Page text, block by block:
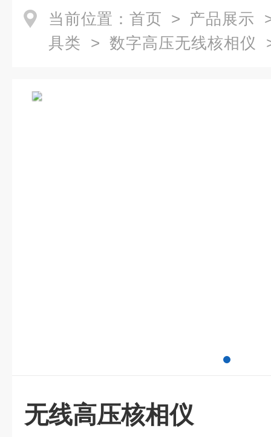
当前位置： 首页 > 产品展示
具类 > 数字高压无线核相仪
无线高压核相仪